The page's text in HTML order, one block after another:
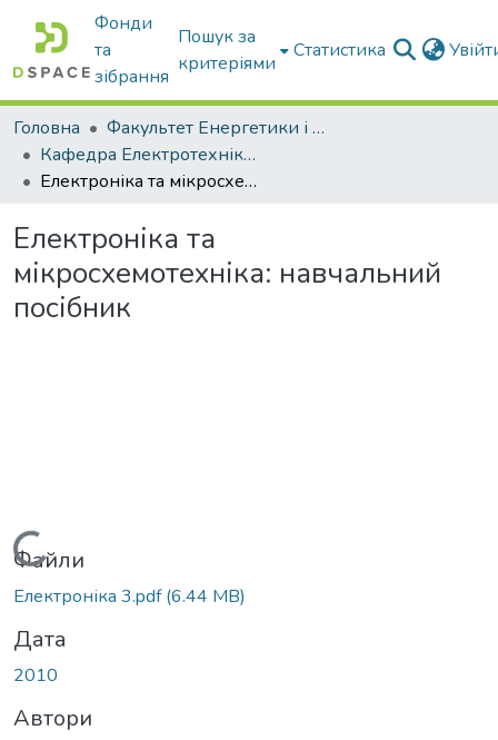
Фонди
та
зібрання
Пошук за
критеріями
Статистика
Головна
Факультет Енергетики і комп'ютерних технологій
Кафедра Електротехніки і електромеханіки ім. проф. В.В. Овчарова
Електроніка та мікросхемотехніка: навчальний посібник
Електроніка та
мікросхемотехніка: навчальний
посібник
Вантажиться...
Файли
Електроніка 3.pdf(6.44 MB)
Дата
2010
Автори